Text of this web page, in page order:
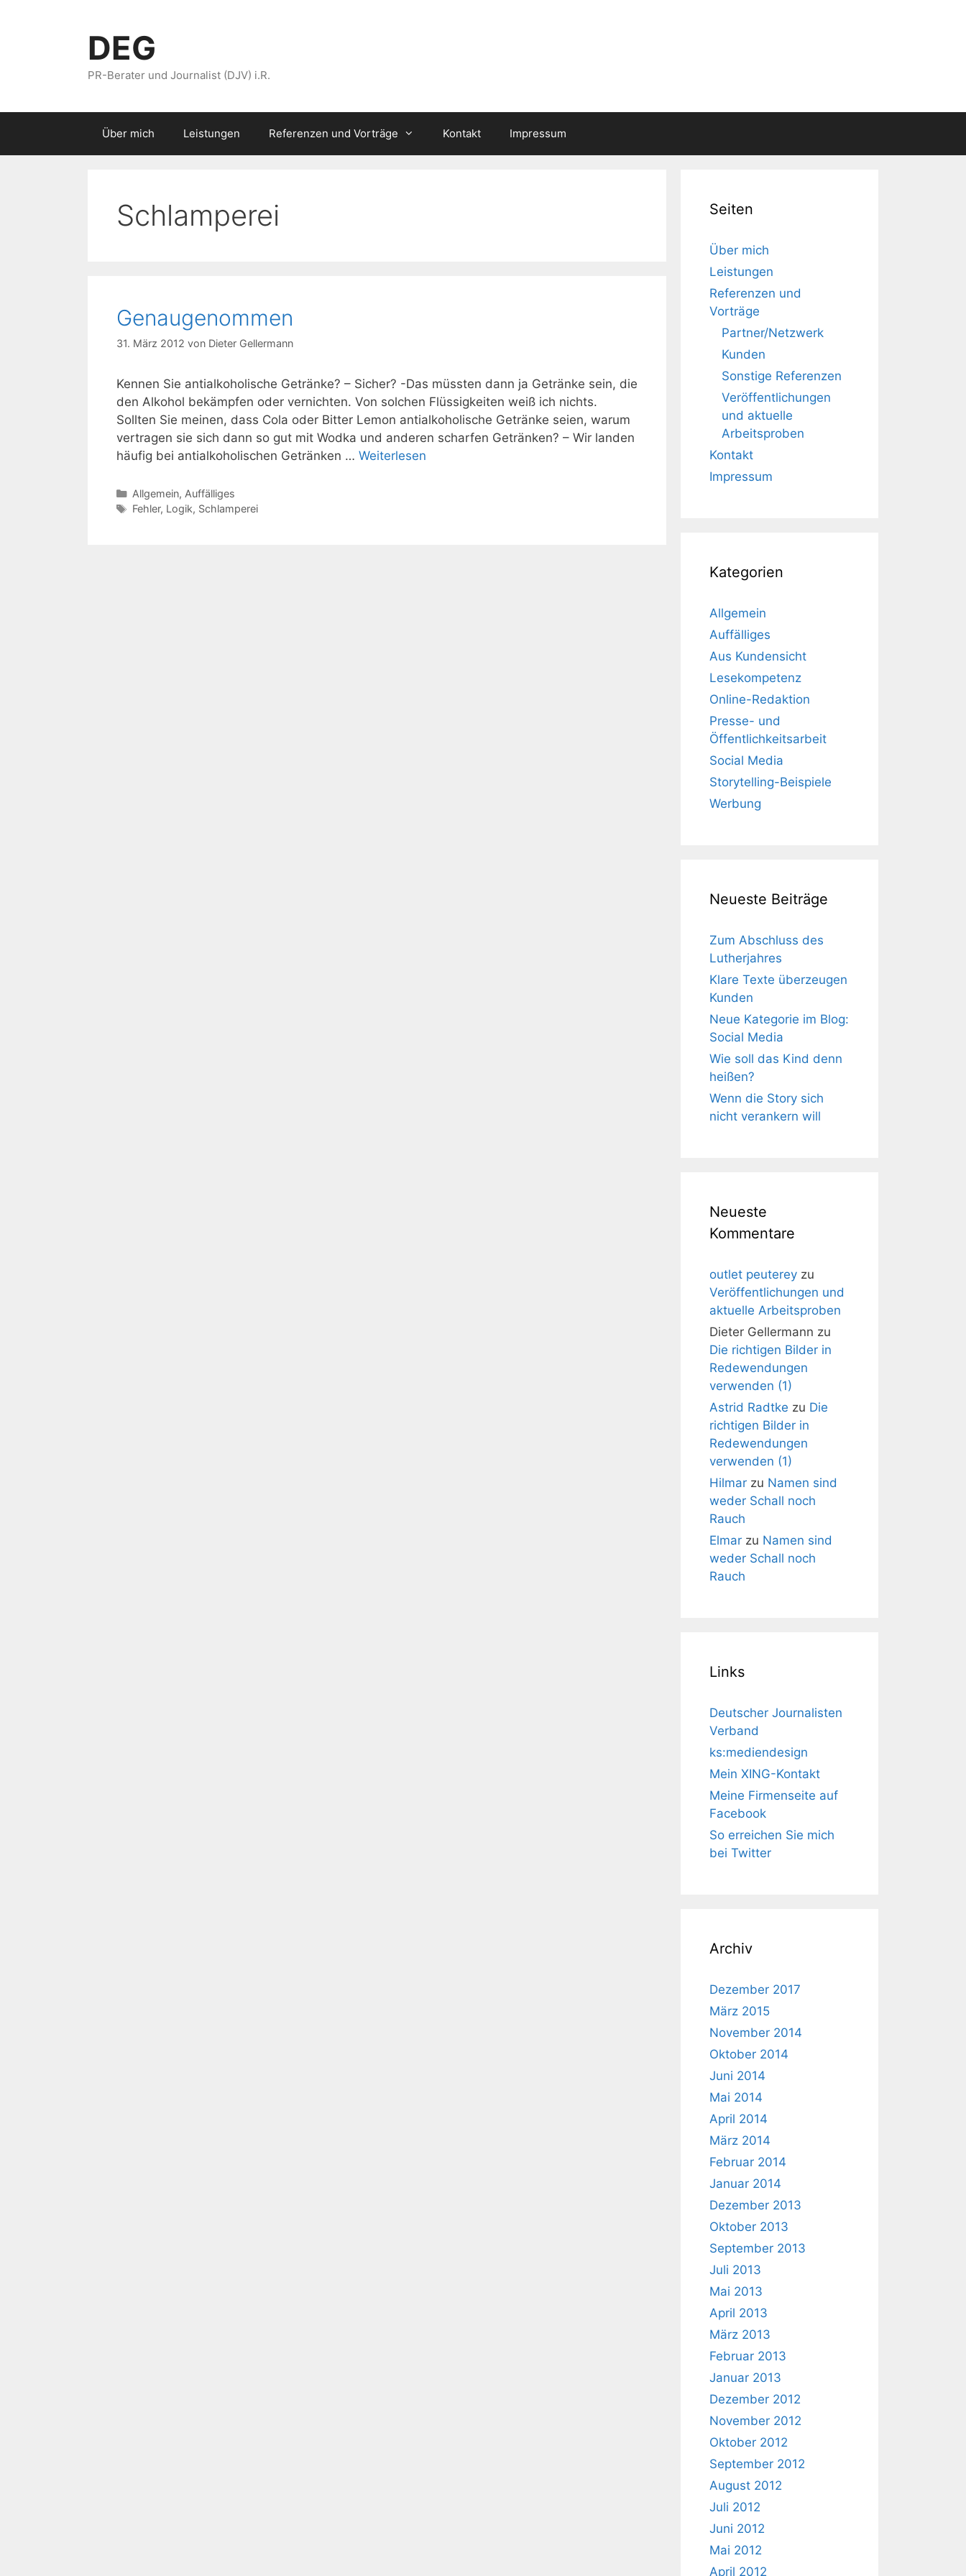
DEG
PR-Berater und Journalist (DJV) i.R.
Über mich Leistungen Referenzen und Vorträge Kontakt Impressum
Schlamperei
Genaugenommen
31. März 2012 von Dieter Gellermann
Kennen Sie antialkoholische Getränke? – Sicher? -Das müssten dann ja Getränke sein, die
den Alkohol bekämpfen oder vernichten. Von solchen Flüssigkeiten weiß ich nichts.
Sollten Sie meinen, dass Cola oder Bitter Lemon antialkoholische Getränke seien, warum
vertragen sie sich dann so gut mit Wodka und anderen scharfen Getränken? – Wir landen
häufig bei antialkoholischen Getränken … Weiterlesen
Kategorien
Allgemein, Auffälliges
Schlagwörter
Fehler, Logik, Schlamperei
Seiten
Über mich
Leistungen
Referenzen und
Vorträge
Partner/Netzwerk
Kunden
Sonstige Referenzen
Veröffentlichungen
und aktuelle
Arbeitsproben
Kontakt
Impressum
Kategorien
Allgemein
Auffälliges
Aus Kundensicht
Lesekompetenz
Online-Redaktion
Presse- und
Öffentlichkeitsarbeit
Social Media
Storytelling-Beispiele
Werbung
Neueste Beiträge
Zum Abschluss des
Lutherjahres
Klare Texte überzeugen
Kunden
Neue Kategorie im Blog:
Social Media
Wie soll das Kind denn
heißen?
Wenn die Story sich
nicht verankern will
Neueste
Kommentare
outlet peuterey zu
Veröffentlichungen und
aktuelle Arbeitsproben
Dieter Gellermann zu
Die richtigen Bilder in
Redewendungen
verwenden (1)
Astrid Radtke zu Die
richtigen Bilder in
Redewendungen
verwenden (1)
Hilmar zu Namen sind
weder Schall noch
Rauch
Elmar zu Namen sind
weder Schall noch
Rauch
Links
Deutscher Journalisten
Verband
ks:mediendesign
Mein XING-Kontakt
Meine Firmenseite auf
Facebook
So erreichen Sie mich
bei Twitter
Archiv
Dezember 2017
März 2015
November 2014
Oktober 2014
Juni 2014
Mai 2014
April 2014
März 2014
Februar 2014
Januar 2014
Dezember 2013
Oktober 2013
September 2013
Juli 2013
Mai 2013
April 2013
März 2013
Februar 2013
Januar 2013
Dezember 2012
November 2012
Oktober 2012
September 2012
August 2012
Juli 2012
Juni 2012
Mai 2012
April 2012